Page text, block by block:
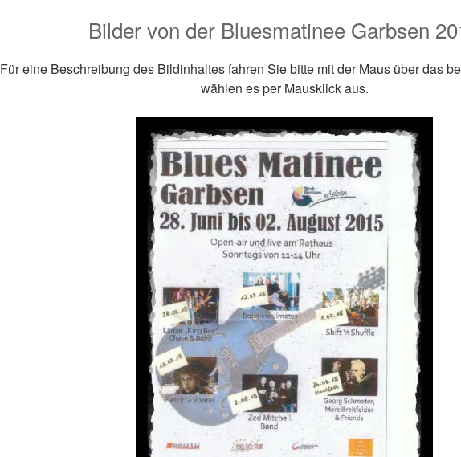
Bilder von der Bluesmatinee Garbsen
Für eine Beschreibung des Bildinhaltes fahren Sie bitte mit der Maus über das
wählen es per Mausklick aus.